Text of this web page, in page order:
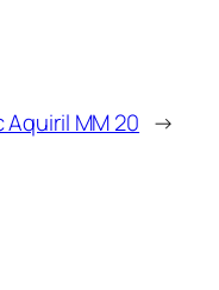
MM 20 →